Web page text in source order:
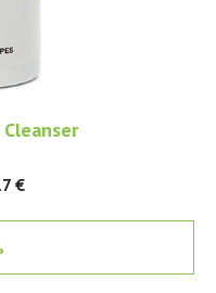
Cleanser
€